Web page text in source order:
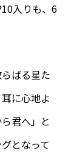
入りも、6
ばる星た
に心地よ
君へ」と
となって